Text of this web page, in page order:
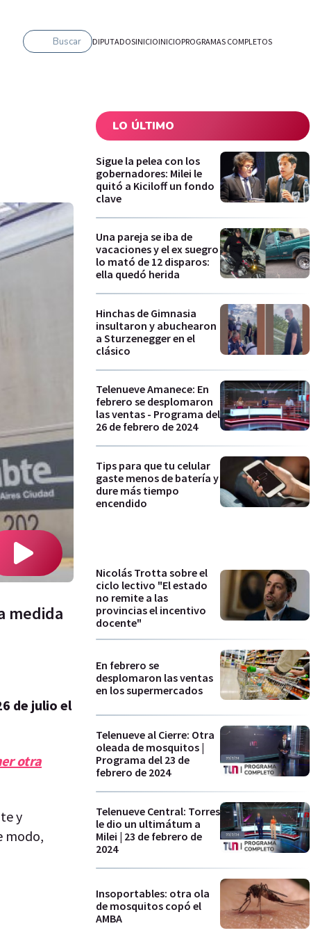
Buscar DIPUTADOSINICIOINICIOPROGRAMAS COMPLETOS
medida
de julio el
otra
y
modo,
LO ÚLTIMO
Sigue la pelea con los
gobernadores: Milei le
quitó a Kiciloff un fondo
clave
Una pareja se iba de
vacaciones y el ex suegro
lo mató de 12 disparos:
ella quedó herida
Hinchas de Gimnasia
insultaron y abuchearon
a Sturzenegger en el
clásico
Telenueve Amanece: En
febrero se desplomaron
las ventas - Programa del
26 de febrero de 2024
Tips para que tu celular
gaste menos de batería y
dure más tiempo
encendido
Nicolás Trotta sobre el
ciclo lectivo "El estado
no remite a las
provincias el incentivo
docente"
En febrero se
desplomaron las ventas
en los supermercados
Telenueve al Cierre: Otra
oleada de mosquitos |
Programa del 23 de
febrero de 2024
Telenueve Central: Torres
le dio un ultimátum a
Milei | 23 de febrero de
2024
Insoportables: otra ola
de mosquitos copó el
AMBA